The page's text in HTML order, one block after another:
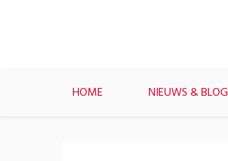
HOME NIEUWS & BLOG